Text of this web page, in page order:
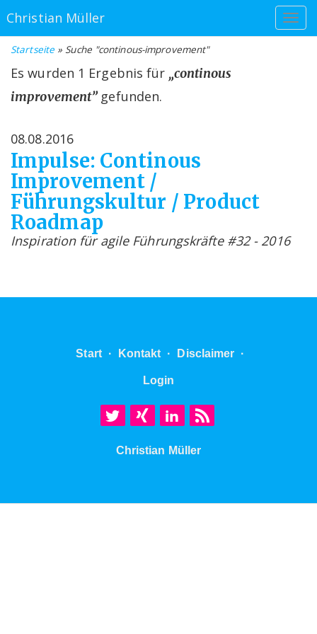
Christian Müller
Startseite » Suche "continous-improvement"
Es wurden 1 Ergebnis für „continous
improvement” gefunden.
08.08.2016
Impulse: Continous
Improvement /
Führungskultur / Product
Roadmap
Inspiration für agile Führungskräfte #32 - 2016
Start · Kontakt · Disclaimer ·
Login
Christian Müller